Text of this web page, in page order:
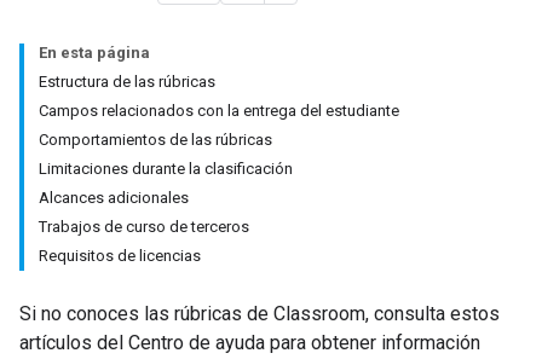
En esta página
Estructura de las rúbricas
Campos relacionados con la entrega del estudiante
Comportamientos de las rúbricas
Limitaciones durante la clasificación
Alcances adicionales
Trabajos de curso de terceros
Requisitos de licencias
Si no conoces las rúbricas de Classroom, consulta estos
artículos del Centro de ayuda para obtener información